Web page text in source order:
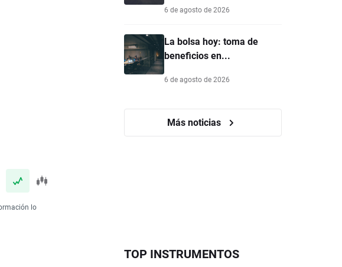
lo
6 de agosto de 2026
La bolsa hoy: toma de
beneficios en...
6 de agosto de 2026
Más noticias
TOP INSTRUMENTOS